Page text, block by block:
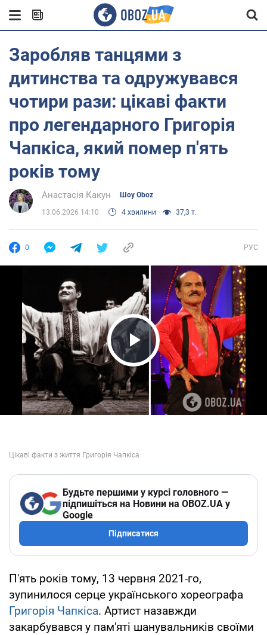
Заробляв танцями з
дитинства та одружувався
чотири рази: цікаві факти
про легендарного Григорія
Чапкіса, який помер п'ять
років тому
Анастасія Какун Шоу Oboz
13.06.2026 14:10 4 хвилини 37,3 т.
0 РУС
Play Video
Будьте першими у курсі головного —
підпишіться на Новини на OBOZ.UA у
Google
Підписатися
П'ять років тому, 13 червня 2021-го,
зупинилося серце українського хореографа
Григорія Чапкіса. Артист назавжди
закарбувався у пам'яті шанувальників своїми